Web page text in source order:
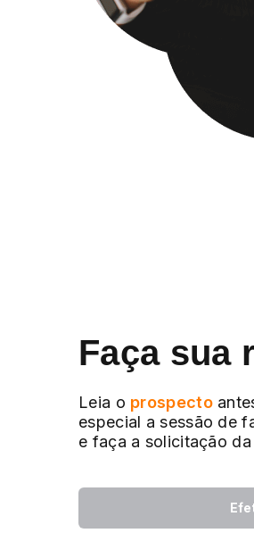
Faça sua
Leia o prospecto
especial a sessão de
e faça a solicitação da